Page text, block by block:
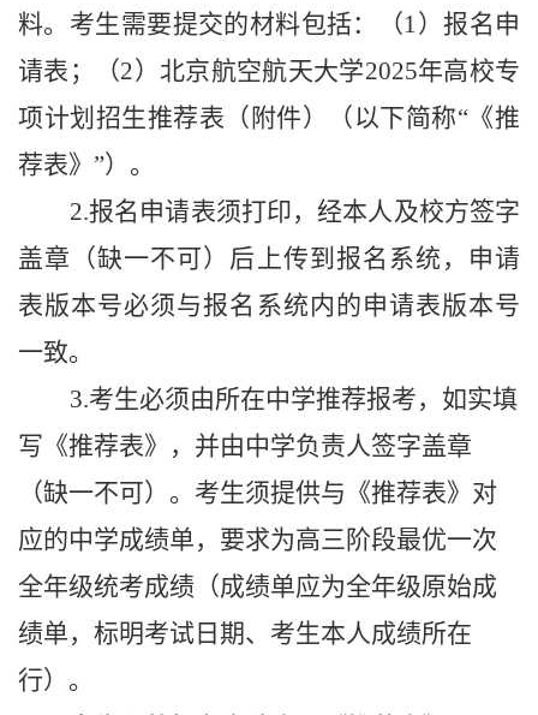
料。 考生需要提交的材料包括：（1）报名申
请表；
（2）北京航空航天大学2025年高校专
项计划招生推荐表（附件）
（ 以下简称“《推
荐表》”） 。
2.报名申请表须打印，经本人及校方签字
盖章 （缺一不可） 后上传到报名系统，申请
表版本号必须与报名系统内的申请表版本号
一致。
3.考生必须由所在中学推荐报考， 如实填
写 《推荐表》， 并由中学负责人签字盖章
（缺一不可） 。 考生须提供与《推荐表》对
应的中学成绩单， 要求为高三阶段最优一次
全年级统考成绩 （成绩单应为全年级原始成
绩单，标明考试日期、考生本人成绩所在
行）。